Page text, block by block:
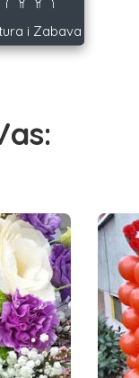
i Zabava